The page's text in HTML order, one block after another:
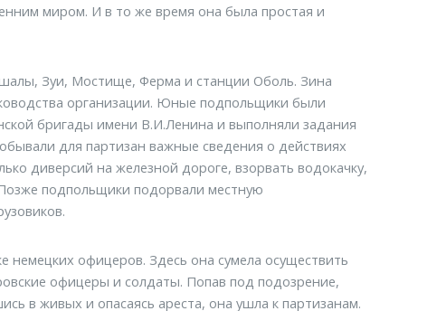
миром. И в то же время она была простая и
Зуи, Мостище, Ферма и станции Оболь. Зина
организации. Юные подпольщики были
бригады имени В.И.Ленина и выполняли задания
для партизан важные сведения о действиях
диверсий на железной дороге, взорвать водокачку,
подпольщики подорвали местную
немецких офицеров. Здесь она сумела осуществить
офицеры и солдаты. Попав под подозрение,
в живых и опасаясь ареста, она ушла к партизанам.